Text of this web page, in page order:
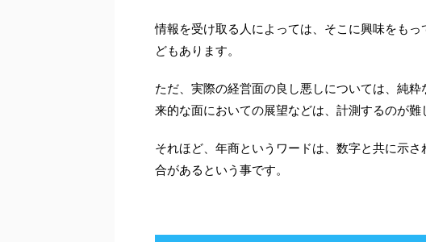
情報を受け取る人によっては、そこに興味をも
どもあります。
ただ、実際の経営面の良し悪しについては、純
来的な面においての展望などは、計測するのが難
それほど、年商というワードは、数字と共に示
合があるという事です。